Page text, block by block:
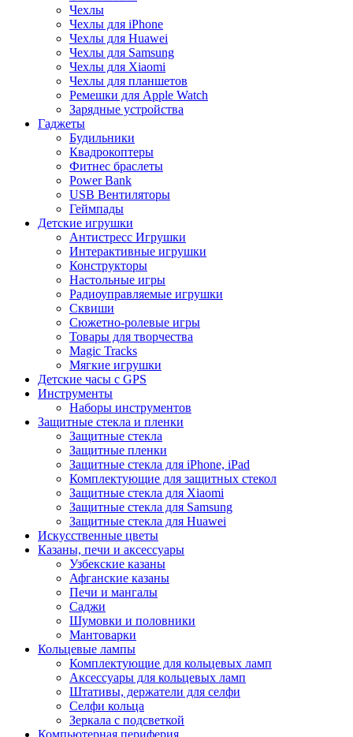
Чехлы
Чехлы для iPhone
Чехлы для Huawei
Чехлы для Samsung
Чехлы для Xiaomi
Чехлы для планшетов
Ремешки для Apple Watch
Зарядные устройства
Гаджеты
Будильники
Квадрокоптеры
Фитнес браслеты
Power Bank
USB Вентиляторы
Геймпады
Детские игрушки
Антистресс Игрушки
Интерактивные игрушки
Конструкторы
Настольные игры
Радиоуправляемые игрушки
Сквиши
Сюжетно-ролевые игры
Товары для творчества
Magic Tracks
Мягкие игрушки
Детские часы с GPS
Инструменты
Наборы инструментов
Защитные стекла и пленки
Защитные стекла
Защитные пленки
Защитные стекла для iPhone, iPad
Комплектующие для защитных стекол
Защитные стекла для Xiaomi
Защитные стекла для Samsung
Защитные стекла для Huawei
Искусственные цветы
Казаны, печи и аксессуары
Узбекские казаны
Афганские казаны
Печи и мангалы
Саджи
Шумовки и половники
Мантоварки
Кольцевые лампы
Комплектующие для кольцевых ламп
Аксессуары для кольцевых ламп
Штативы, держатели для селфи
Селфи кольца
Зеркала с подсветкой
Компьютерная периферия